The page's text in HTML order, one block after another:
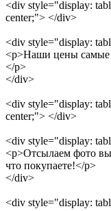
<div style="display:
center;"> </div>
<div style="display:
<p>Наши цены самые
</p>
</div>
<div style="display:
center;"> </div>
<div style="display:
<p>Отсылаем фото
что покупаете!</p>
</div>
<div style="display: